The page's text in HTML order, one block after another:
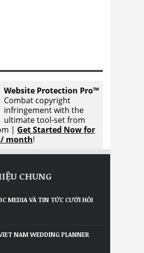
Website Protection Pro™
Combat copyright
infringement with the
ultimate tool-set from
| Get Started Now for
/ month!
CHUNG
MEDIA VÀ TIN TỨC CƯỚI HỎI
NAM WEDDING PLANNER